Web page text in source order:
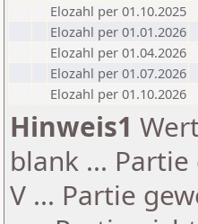
Elozahl per 01.10.2025
Elozahl per 01.01.2026
Elozahl per 01.04.2026
Elozahl per 01.07.2026
Elozahl per 01.10.2026
Hinweis1
blank ...
V ... Partie